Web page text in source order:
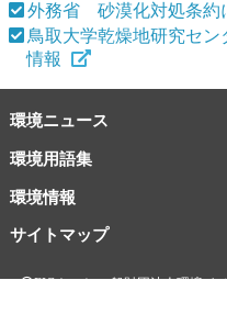
外務省 砂漠化対処条約
鳥取大学乾燥地研究セ
情報
環境ニュース
環境用語集
環境情報
サイトマップ
EICネット 一般財団法人環境イ